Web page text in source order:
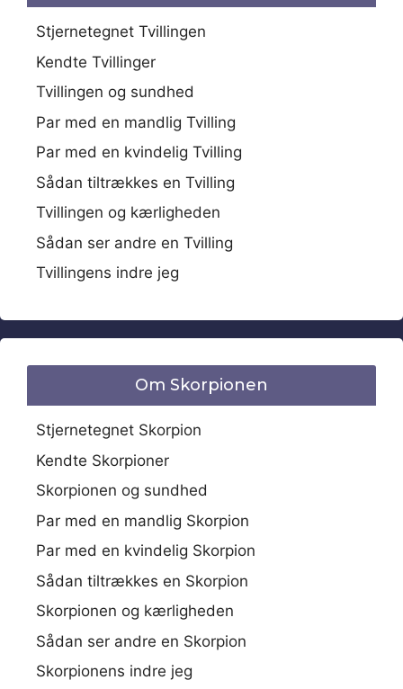
Stjernetegnet Tvillingen
Kendte Tvillinger
Tvillingen og sundhed
Par med en mandlig Tvilling
Par med en kvindelig Tvilling
Sådan tiltrækkes en Tvilling
Tvillingen og kærligheden
Sådan ser andre en Tvilling
Tvillingens indre jeg
Om Skorpionen
Stjernetegnet Skorpion
Kendte Skorpioner
Skorpionen og sundhed
Par med en mandlig Skorpion
Par med en kvindelig Skorpion
Sådan tiltrækkes en Skorpion
Skorpionen og kærligheden
Sådan ser andre en Skorpion
Skorpionens indre jeg